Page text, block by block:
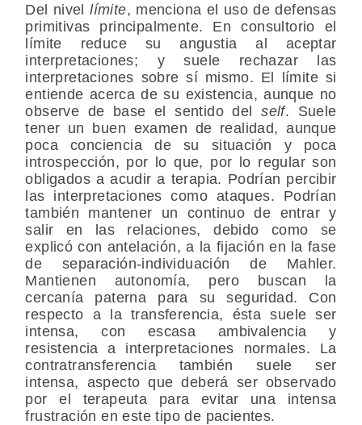
Del nivellímite, menciona el uso de defensas
primitivas principalmente. En consultorio el
límite reduce su angustia al aceptar
interpretaciones; y suele rechazar las
interpretaciones sobre sí mismo. El límite si
entiende acerca de su existencia, aunque no
observe de base el sentido delself. Suele
tener un buen examen de realidad, aunque
poca conciencia de su situación y poca
introspección, por lo que, por lo regular son
obligados a acudir a terapia. Podrían percibir
las interpretaciones como ataques. Podrían
también mantener un continuo de entrar y
salir en las relaciones, debido como se
explicó con antelación, a la fijación en la fase
de separación-individuación de Mahler.
Mantienen autonomía, pero buscan la
cercanía paterna para su seguridad. Con
respecto a la transferencia, ésta suele ser
intensa, con escasa ambivalencia y
resistencia a interpretaciones normales. La
contratransferencia también suele ser
intensa, aspecto que deberá ser observado
por el terapeuta para evitar una intensa
frustración en este tipo de pacientes.